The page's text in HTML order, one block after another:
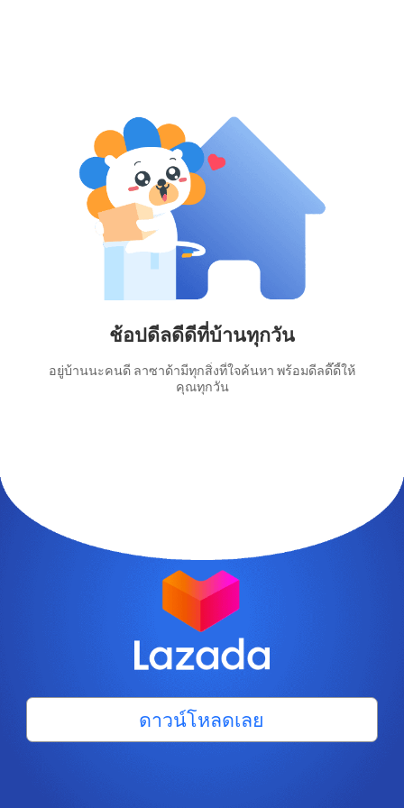
ช้อปดีลดีดีที่บ้านทุกวัน
อยู่บ้านนะคนดี ลาซาด้ามีทุกสิ่งที่ใจค้นหา พร้อมดีลดี๊ดี้ให้
คุณทุกวัน
ดาวน์โหลดเลย